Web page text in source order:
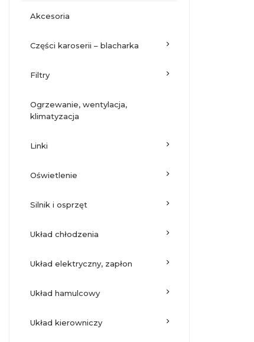
akcesoria
części karoserii – blacharka
filtry
ogrzewanie, wentylacja,
klimatyzacja
linki
oświetlenie
silnik i osprzęt
układ chłodzenia
układ elektryczny, zapłon
układ hamulcowy
układ kierowniczy